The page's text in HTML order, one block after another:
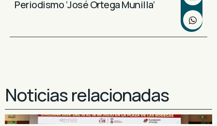
Periodismo ‘José Ortega Munilla’
Noticias relacionadas